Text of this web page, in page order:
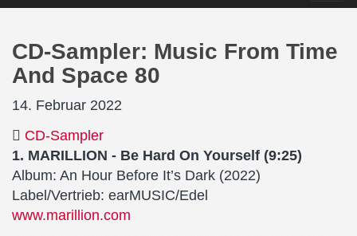
CD-Sampler: Music From Time
And Space 80
14. Februar 2022
CD-Sampler
1. MARILLION - Be Hard On Yourself (9:25)
Album: An Hour Before It’s Dark (2022)
Label/Vertrieb: earMUSIC/Edel
www.marillion.com